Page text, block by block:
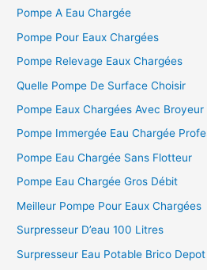
:
Pompe A Eau Chargée
Pompe Pour Eaux Chargées
Pompe Relevage Eaux Chargées
Quelle Pompe De Surface Choisir
Pompe Eaux Chargées Avec Broyeur
Pompe Immergée Eau Chargée
Pompe Eau Chargée Sans Flotteur
Pompe Eau Chargée Gros Débit
Meilleur Pompe Pour Eaux Chargées
Surpresseur D’eau 100 Litres
Surpresseur Eau Potable Brico Depot